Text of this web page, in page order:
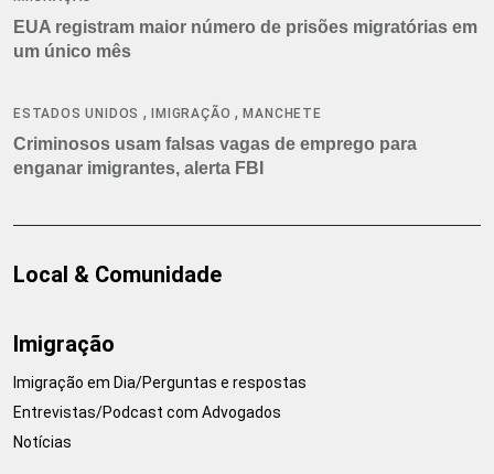
EUA registram maior número de prisões migratórias em
um único mês
ESTADOS UNIDOS ,IMIGRAÇÃO ,MANCHETE
Criminosos usam falsas vagas de emprego para
enganar imigrantes, alerta FBI
Local & Comunidade
Imigração
Imigração em Dia/Perguntas e respostas
Entrevistas/Podcast com Advogados
Notícias